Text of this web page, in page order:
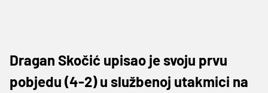
Dragan Skočić upisao je svoju prvu
pobjedu (4-2) u službenoj utakmici na